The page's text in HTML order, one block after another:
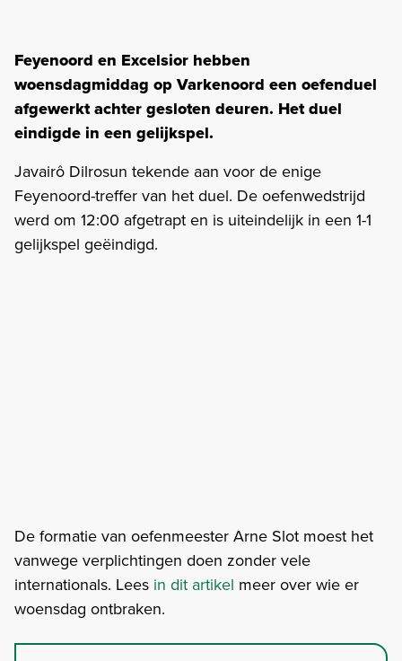
Feyenoord en Excelsior hebben
woensdagmiddag op Varkenoord een oefenduel
afgewerkt achter gesloten deuren. Het duel
eindigde in een gelijkspel.
Javairô Dilrosun tekende aan voor de enige
Feyenoord-treffer van het duel. De oefenwedstrijd
werd om 12:00 afgetrapt en is uiteindelijk in een 1-1
gelijkspel geëindigd.
De formatie van oefenmeester Arne Slot moest het
vanwege verplichtingen doen zonder vele
internationals. Lees in dit artikel meer over wie er
woensdag ontbraken.